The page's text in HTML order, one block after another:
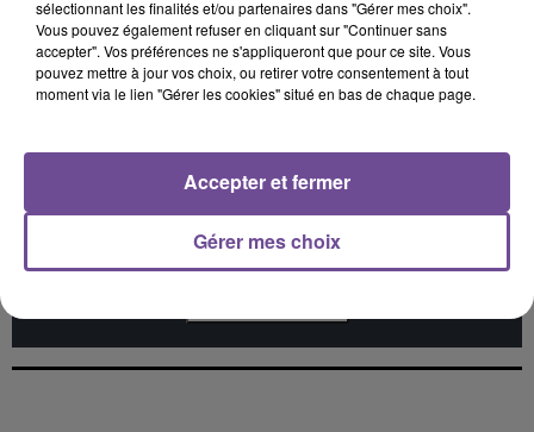
What You Want Got 2 Luv U Dracula
dépôt de cookies que vous avez exprimé. Si vous
souhaitez l'afficher, merci de nous donner votre accord
en cliquant sur le bouton ci-dessous.
sélectionnant les finalités et/ou partenaires dans "Gérer mes choix".
Vous pouvez également refuser en cliquant sur "Continuer sans
accepter". Vos préférences ne s'appliqueront que pour ce site. Vous
pouvez mettre à jour vos choix, ou retirer votre consentement à tout
moment via le lien "Gérer les cookies" situé en bas de chaque page.
Gérer mes choix
Accepter et fermer